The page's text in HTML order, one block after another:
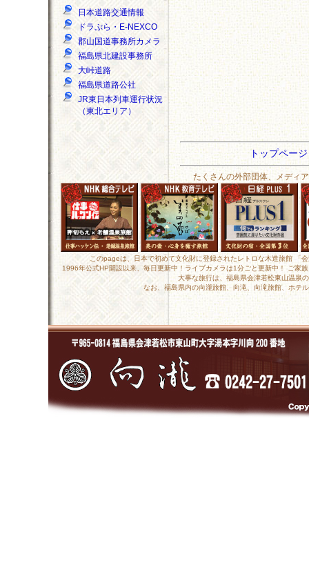
日本道路交通情報
ドラぷら・E-NEXCO
郡山国道事務所カメラ
福島県北建設事務所
大峠道路
福島県道路公社
JR東日本列車運行状況
（東北エリア）
トップペー
たくさんの外部団体、メディ
このpageは、日本で初めて文化財に登録されたレトロな木造旅館
1996年公式HP開設以来、毎日更新中！ライブカメラは1分ごと更新中！ ご家
大事な旅行は、福島県会津若松東山温泉
なお、福島県内の向瀧旅館、向滝、向滝旅館、ホテ